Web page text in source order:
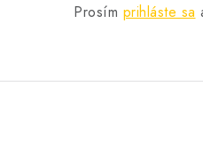
Prosím prihláste sa